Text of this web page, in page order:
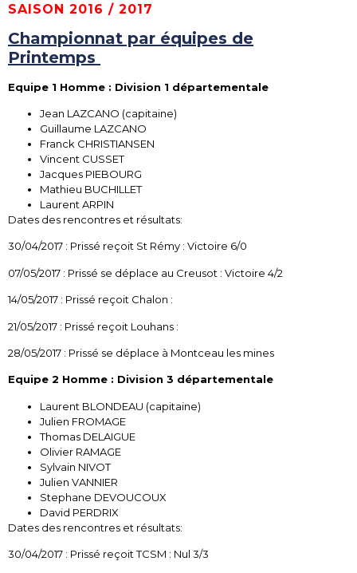
SAISON 2016 / 2017
Championnat par équipes de
Printemps
Equipe 1 Homme : Division 1 départementale
Jean LAZCANO (capitaine)
Guillaume LAZCANO
Franck CHRISTIANSEN
Vincent CUSSET
Jacques PIEBOURG
Mathieu BUCHILLET
Laurent ARPIN
Dates des rencontres et résultats:
30/04/2017 : Prissé reçoit St Rémy : Victoire 6/0
07/05/2017 : Prissé se déplace au Creusot : Victoire 4/2
14/05/2017 : Prissé reçoit Chalon :
21/05/2017 : Prissé reçoit Louhans :
28/05/2017 : Prissé se déplace à Montceau les mines
Equipe 2 Homme : Division 3 départementale
Laurent BLONDEAU (capitaine)
Julien FROMAGE
Thomas DELAIGUE
Olivier RAMAGE
Sylvain NIVOT
Julien VANNIER
Stephane DEVOUCOUX
David PERDRIX
Dates des rencontres et résultats:
30/04/2017 : Prissé reçoit TCSM : Nul 3/3